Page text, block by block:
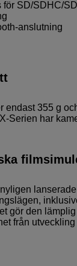
för SD/SDHC/
anslutning
endast 355 g
Serien har
gör den
från